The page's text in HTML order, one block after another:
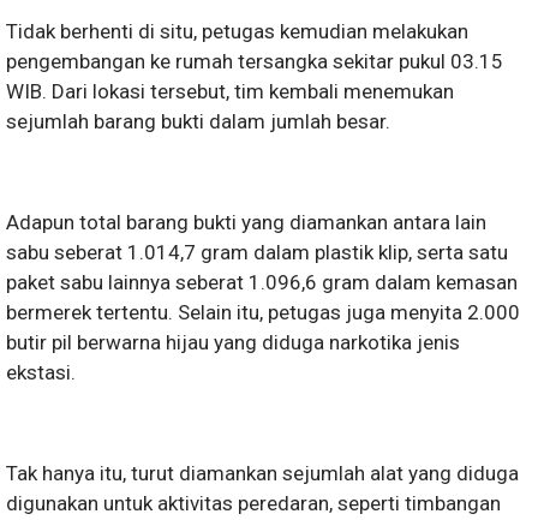
Tidak berhenti di situ, petugas kemudian melakukan
pengembangan ke rumah tersangka sekitar pukul 03.15
WIB. Dari lokasi tersebut, tim kembali menemukan
sejumlah barang bukti dalam jumlah besar.
Adapun total barang bukti yang diamankan antara lain
sabu seberat 1.014,7 gram dalam plastik klip, serta satu
paket sabu lainnya seberat 1.096,6 gram dalam kemasan
bermerek tertentu. Selain itu, petugas juga menyita 2.000
butir pil berwarna hijau yang diduga narkotika jenis
ekstasi.
Tak hanya itu, turut diamankan sejumlah alat yang diduga
digunakan untuk aktivitas peredaran, seperti timbangan